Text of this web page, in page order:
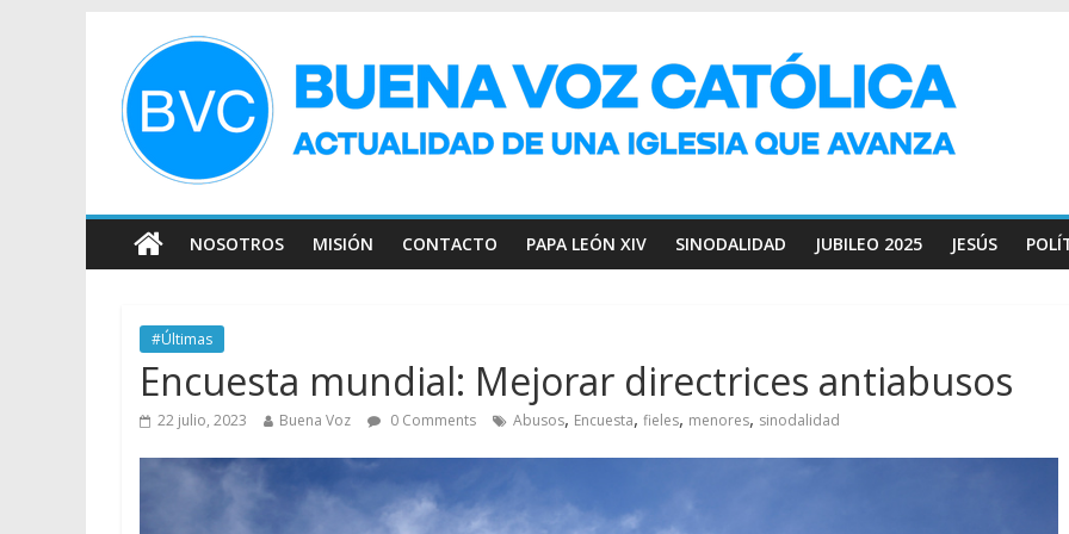
NOSOTROS MISIÓN CONTACTO PAPA LEÓN XIV SINODALIDAD JUBILEO 2025 JESÚS
#Últimas
Encuesta mundial: Mejorar directrices antiabusos
22 julio, 2023 Buena Voz 0 Comments Abusos, Encuesta, fieles, menores, sinodalidad